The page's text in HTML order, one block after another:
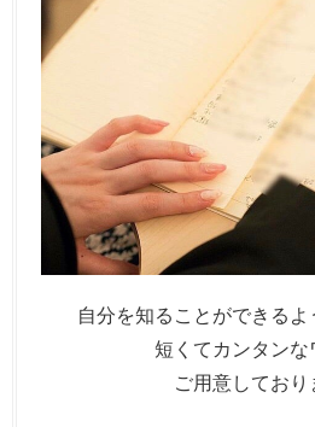
自分を知ることができるよ
短くてカンタンな
ご用意しており